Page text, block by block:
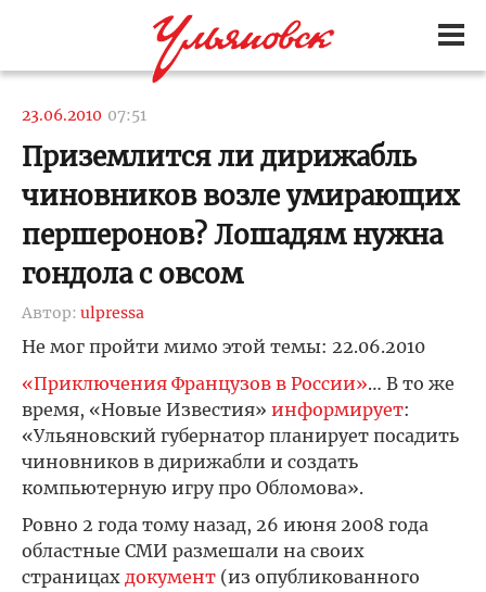
23.06.2010 07:51
Приземлится ли дирижабль
чиновников возле умирающих
першеронов? Лошадям нужна
гондола с овсом
Автор: ulpressa
Не мог пройти мимо этой темы: 22.06.2010
«Приключения Французов в России»… В то же
время, «Новые Известия» информирует:
«Ульяновский губернатор планирует посадить
чиновников в дирижабли и создать
компьютерную игру про Обломова».
Ровно 2 года тому назад, 26 июня 2008 года
областные СМИ размешали на своих
страницах документ (из опубликованного